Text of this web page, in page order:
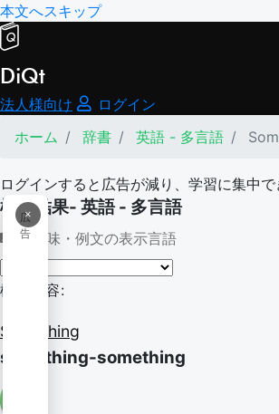
本文へスキップ
DiQt
法人様向け
ログイン
ホーム
辞書 英語 - 多言語
ログインすると広告が減り、学習に集中で
×
広
告
検索結果- 英語 - 多言語
意味・例文の表示言語
検索内容:
Something
something-something